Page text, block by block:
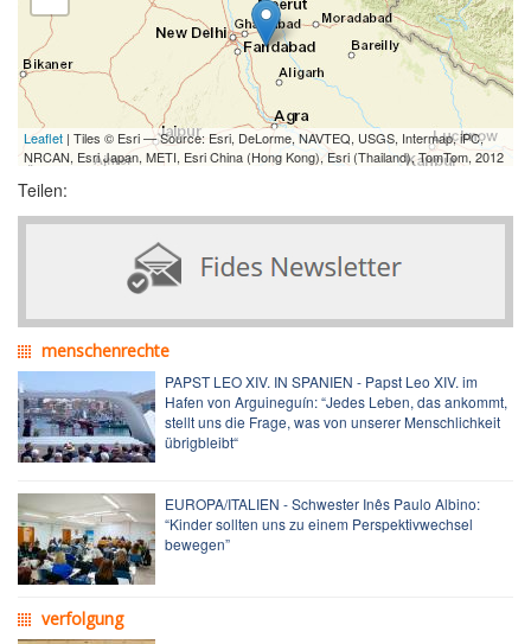
Leaflet | Tiles © Esri — Source: Esri, DeLorme, NAVTEQ, USGS, Intermap, iPC,
NRCAN, Esri Japan, METI, Esri China (Hong Kong), Esri (Thailand), TomTom, 2012
Teilen:
menschenrechte
PAPST LEO XIV. IN SPANIEN - Papst Leo XIV. im
Hafen von Arguineguín: “Jedes Leben, das ankommt,
stellt uns die Frage, was von unserer Menschlichkeit
übrigbleibt“
EUROPA/ITALIEN - Schwester Inês Paulo Albino:
“Kinder sollten uns zu einem Perspektivwechsel
bewegen”
verfolgung